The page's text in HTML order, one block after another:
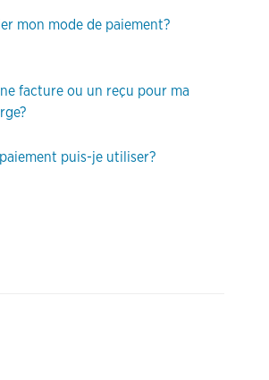
mon mode de paiement?
facture ou un reçu pour ma
puis-je utiliser?